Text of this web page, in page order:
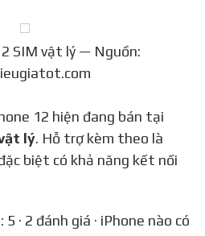
SIM vật lý — Nguồn: